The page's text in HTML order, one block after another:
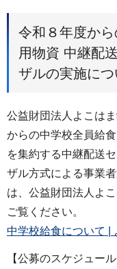
令和８年度か
用物資 中継配
ザルの実施につ
公益財団法人よこは
からの中学校全員給
を集約する中継配送
ザル方式による事業
は、公益財団法人よ
ご覧ください。
中学校給食について |
【公募のスケジュール